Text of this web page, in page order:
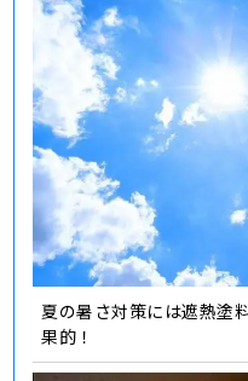
夏の暑さ対策には遮熱塗
果的！